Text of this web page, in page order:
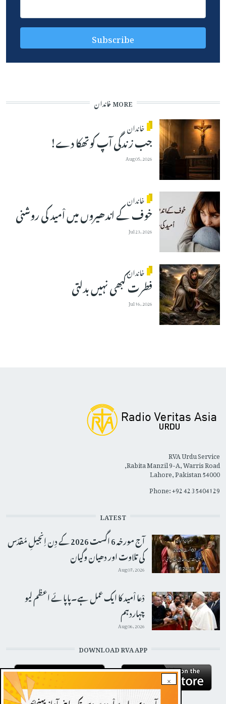
MORE خاندان
خاندان
جب زندگی آپ کوتھکا دے!
Aug 05, 2026
خاندان
خوف کے اندھیروں میں اْمید کی روشنی
Jul 23, 2026
خاندان
فطرت کبھی نہیں بدلتی
Jul 16, 2026
×
RVA Urdu Service
Rabita Manzil 9-A, Warris Road,
Lahore, Pakistan 54000
Phone: +92 42 35404129
LATEST
آج مورخہ 6 اگست 2026 کے دِن اِنجیلِ مُقدّس
کی تلاوت اور دھیان وگیان
Aug 07, 2026
دْعا اْمید کا ایک عمل ہے۔پاپائے اعظم لیو
چہاردہم
Aug 06, 2026
DOWNLOAD RVA APP